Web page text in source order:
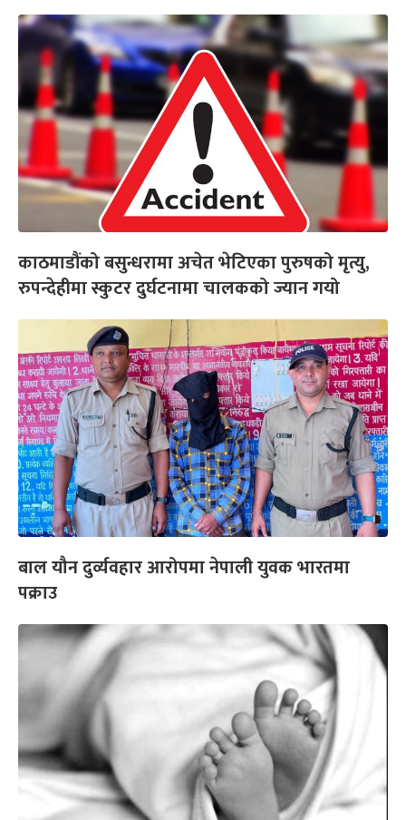
काठमाडौंको बसुन्धरामा अचेत भेटिएका पुरुषको मृत्यु,
रुपन्देहीमा स्कुटर दुर्घटनामा चालकको ज्यान गयो
बाल यौन दुर्व्यवहार आरोपमा नेपाली युवक भारतमा
पक्राउ